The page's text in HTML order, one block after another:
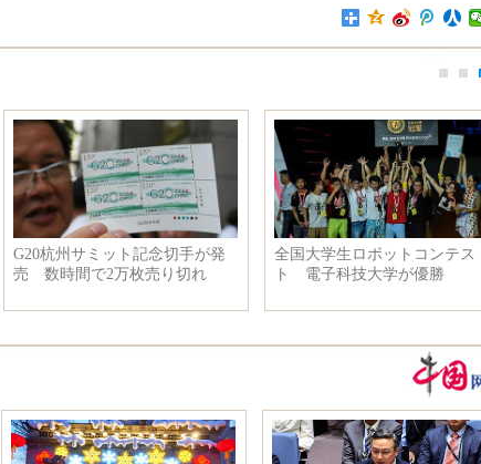
G20杭州サミット記念切手が発
売 数時間で2万枚売り切れ
全国大学生ロボットコンテス
ト 電子科技大学が優勝